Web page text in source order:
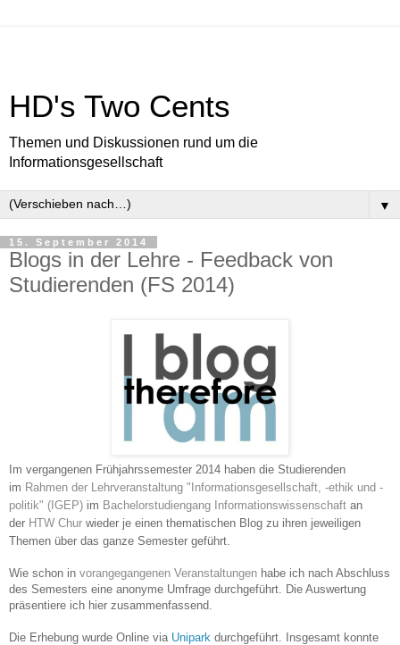
HD's Two Cents
Themen und Diskussionen rund um die
Informationsgesellschaft
▼
15. September 2014
Blogs in der Lehre - Feedback von
Studierenden (FS 2014)
Im vergangenen Frühjahrssemester 2014 haben die Studierenden
im Rahmen der Lehrveranstaltung "Informationsgesellschaft, -ethik und -
politik" (IGEP) im Bachelorstudiengang Informationswissenschaft an
der HTW Chur wieder je einen thematischen Blog zu ihren jeweiligen
Themen über das ganze Semester geführt.
Wie schon in vorangegangenen Veranstaltungen habe ich nach Abschluss
des Semesters eine anonyme Umfrage durchgeführt. Die Auswertung
präsentiere ich hier zusammenfassend.
Die Erhebung wurde Online via Unipark durchgeführt. Insgesamt konnte